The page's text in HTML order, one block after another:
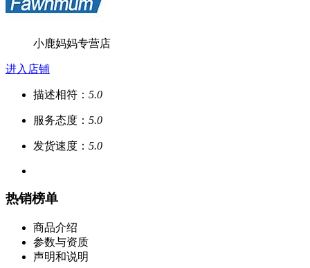
小鹿妈妈专营店
进入店铺
描述相符： 5.0
服务态度： 5.0
发货速度： 5.0
热销榜单
商品介绍
参数与资质
声明和说明